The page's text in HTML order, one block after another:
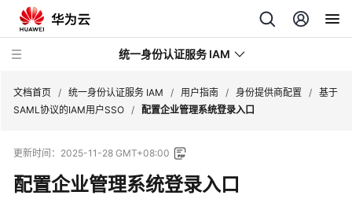
统一身份认证服务 IAM
最
文档首页 / 统一身份认证服务 IAM / 用户指南 / 身份提供商配置 / 基于
SAML协议的IAM用户SSO / 配置企业管理系统登录入口
更新时间： 2025-11-28 GMT+08:00
配置企业管理系统登录入口